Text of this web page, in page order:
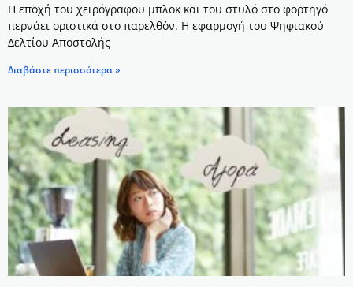
Η εποχή του χειρόγραφου μπλοκ και του στυλό στο φορτηγό
περνάει οριστικά στο παρελθόν. Η εφαρμογή του Ψηφιακού
Δελτίου Αποστολής
Διαβάστε περισσότερα »